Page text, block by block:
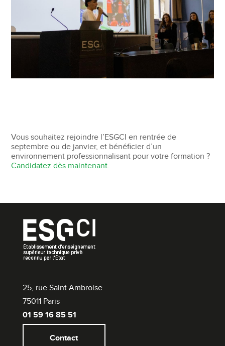
Vous souhaitez rejoindre l’ESGCI en rentrée de
septembre ou de janvier, et bénéficier d’un
environnement professionnalisant pour votre formation ?
Candidatez dès maintenant.
25, rue Saint Ambroise
75011 Paris
01 59 16 85 51
Contact